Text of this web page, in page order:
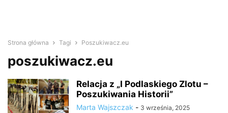
Strona główna Tagi Poszukiwacz.eu
poszukiwacz.eu
Relacja z „I Podlaskiego Zlotu –
Poszukiwania Historii”
Marta Wajszczak - 3 września, 2025